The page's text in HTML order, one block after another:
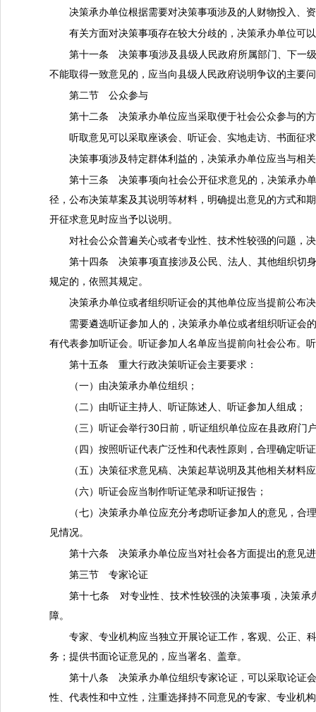
决策承办单位根据需要对决策事项涉及的人财物投入、
有关方面对决策事项存在较大分歧的，决策承办单位可
第十一条 决策事项涉及县级人民政府所属部门、下一
不能取得一致意见的，应当向县级人民政府说明争议的主要
第二节 公众参与
第十二条 决策承办单位应当采取便于社会公众参与的
听取意见可以采取座谈会、听证会、实地走访、书面征
决策事项涉及特定群体利益的，决策承办单位应当与相
第十三条 决策事项向社会公开征求意见的，决策承办
径，公布决策草案及其说明等材料，明确提出意见的方式和
开征求意见时应当予以说明。
对社会公众普遍关心或者专业性、技术性较强的问题，
第十四条 决策事项直接涉及公民、法人、其他组织切
规定的，依照其规定。
决策承办单位或者组织听证会的其他单位应当提前公布
需要遴选听证参加人的，决策承办单位或者组织听证会
有代表参加听证会。听证参加人名单应当提前向社会公布。
第十五条 重大行政决策听证会主要要求：
（一）由决策承办单位组织；
（二）由听证主持人、听证陈述人、听证参加人组成；
（三）听证会举行30日前，听证组织单位应在县政府门
（四）按照听证代表广泛性和代表性原则，合理确定听
（五）决策征求意见稿、决策起草说明及其他相关材料
（六）听证会应当制作听证笔录和听证报告；
（七）决策承办单位应充分考虑听证参加人的意见，
见情况。
第十六条 决策承办单位应当对社会各方面提出的意见
第三节 专家论证
第十七条 对专业性、技术性较强的决策事项，决策承
障。
专家、专业机构应当独立开展论证工作，客观、公正、
务；提供书面论证意见的，应当署名、盖章。
第十八条 决策承办单位组织专家论证，可以采取论证
性、代表性和中立性，注重选择持不同意见的专家、专业机